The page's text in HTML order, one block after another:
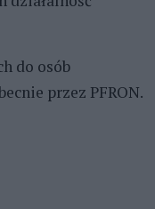
do osób
przez PFRON.